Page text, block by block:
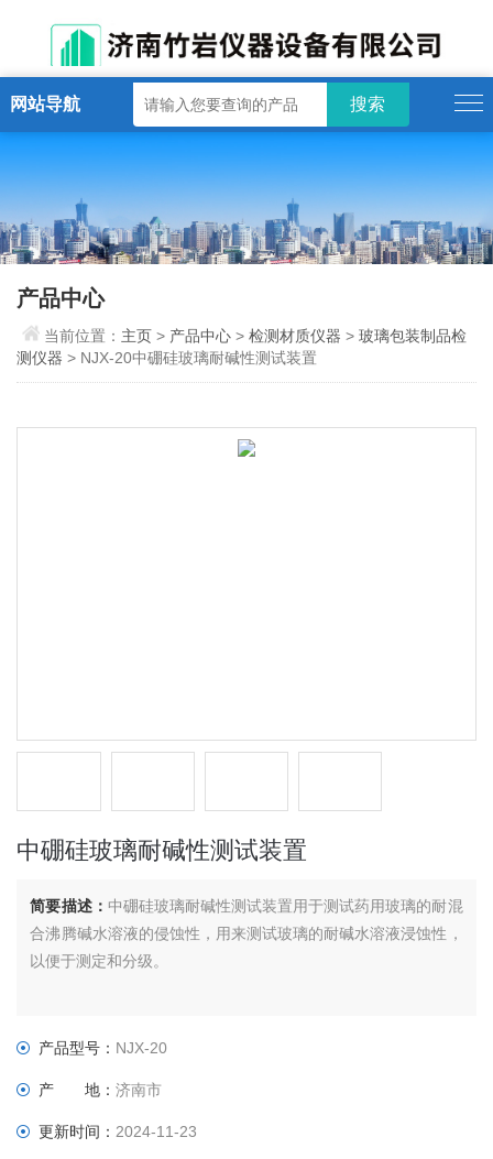
网站导航
产品中心
当前位置： 主页> 产品中心 >检测材质仪器 >玻璃包装制品检
测仪器 > NJX-20中硼硅玻璃耐碱性测试装置
中硼硅玻璃耐碱性测试装置
简要描述： 中硼硅玻璃耐碱性测试装置用于测试药用玻璃的耐混
合沸腾碱水溶液的侵蚀性，用来测试玻璃的耐碱水溶液浸蚀性，
以便于测定和分级。
产品型号： NJX-20
产 地：济南市
更新时间：2024-11-23